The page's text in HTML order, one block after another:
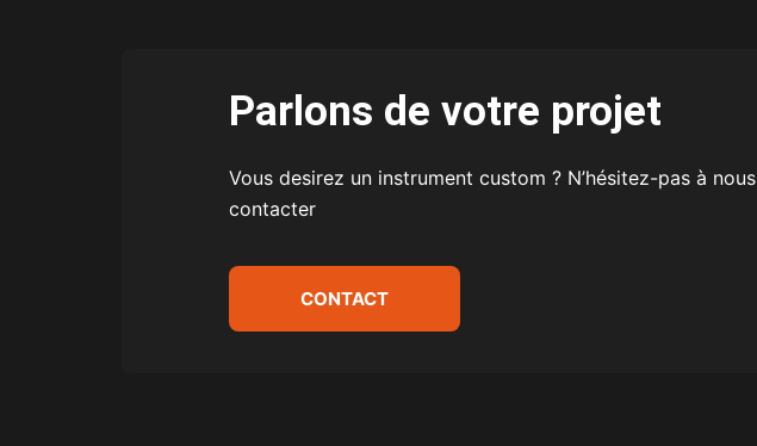
Parlons de votre projet
Vous desirez un instrument custom ? N’hésitez-pas à nous
contacter
CONTACT